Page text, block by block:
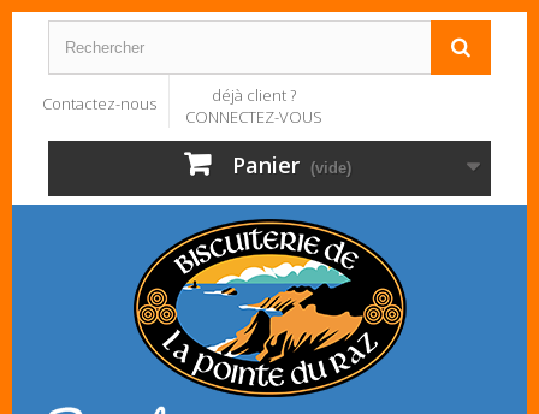
Contactez-nous
déjà client ?
CONNECTEZ-VOUS
Panier (vide)